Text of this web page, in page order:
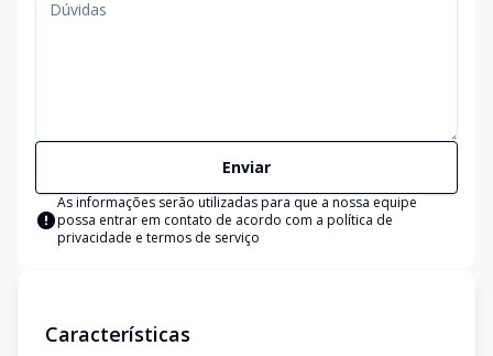
Enviar
As informações serão utilizadas para que a nossa equipe
possa entrar em contato de acordo com a política de
privacidade e termos de serviço
Características